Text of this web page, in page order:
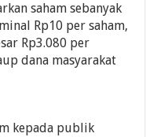
saham sebanyak
Rp10 per saham,
Rp3.080 per
dana masyarakat
kepada publik